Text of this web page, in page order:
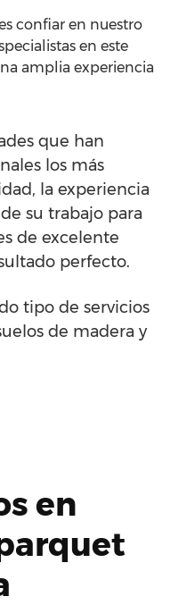
confiar en nuestro
en este
amplia experiencia
que han
los más
la experiencia
su trabajo para
de excelente
perfecto.
tipo de servicios
de madera y
en